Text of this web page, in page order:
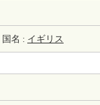
国名 : イギリス